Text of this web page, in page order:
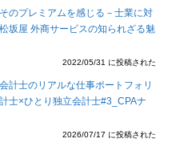
のプレミアムを感じる－士業に対
坂屋 外商サービスの知られざる魅
2022/05/31 に投稿された
計士のリアルな仕事ポートフォリ
士×ひとり独立会計士#3_CPAナ
2026/07/17 に投稿された